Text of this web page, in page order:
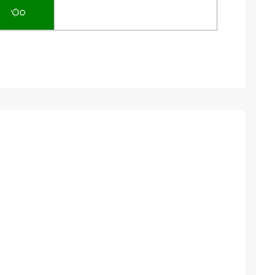
৩০